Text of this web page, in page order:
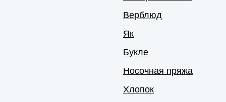
Верблюд
Як
Букле
Носочная пряжа
Хлопок